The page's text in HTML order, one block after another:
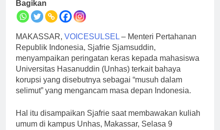
Bagikan
MAKASSAR, VOICESULSEL– Menteri Pertahanan
Republik Indonesia, Sjafrie Sjamsuddin,
menyampaikan peringatan keras kepada mahasiswa
Universitas Hasanuddin (Unhas) terkait bahaya
korupsi yang disebutnya sebagai “musuh dalam
selimut” yang mengancam masa depan Indonesia.
Hal itu disampaikan Sjafrie saat membawakan kuliah
umum di kampus Unhas, Makassar, Selasa 9